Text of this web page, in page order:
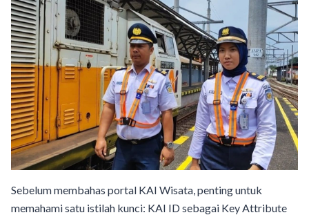
Sebelum membahas portal KAI Wisata, penting untuk
memahami satu istilah kunci: KAI ID sebagai Key Attribute